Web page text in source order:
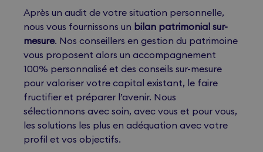
Après un audit de votre situation personnelle,
nous vous fournissons un bilan patrimonial sur-
mesure. Nos conseillers en gestion du patrimoine
vous proposent alors un accompagnement
100% personnalisé et des conseils sur-mesure
pour valoriser votre capital existant, le faire
fructifier et préparer l’avenir. Nous
sélectionnons avec soin, avec vous et pour vous,
les solutions les plus en adéquation avec votre
profil et vos objectifs.